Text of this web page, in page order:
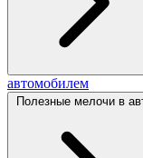
автомобилем
Полезные мелочи в